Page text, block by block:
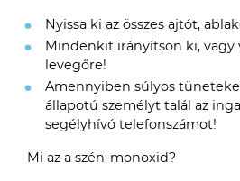
Nyissa ki az összes ajtót,
Mindenkit irányítson ki, vagy
levegőre!
Amennyiben súlyos
állapotú személyt talál az
segélyhívó telefonszámot!
Mi az a szén-monoxid?